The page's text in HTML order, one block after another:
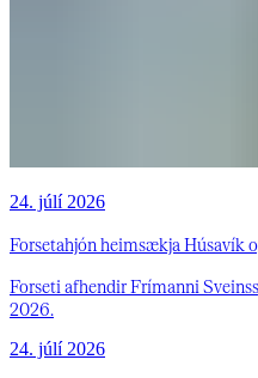
24. júlí 2026
Forsetahjón heimsækja Húsavík
Forseti afhendir Frímanni
2026.
24. júlí 2026